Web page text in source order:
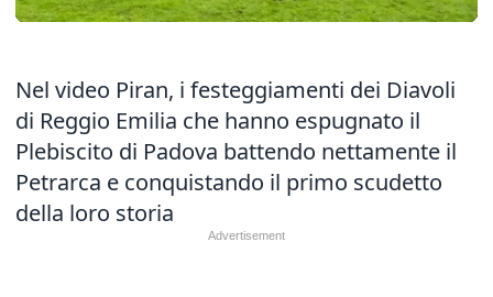
Nel video Piran, i festeggiamenti dei Diavoli
di Reggio Emilia che hanno espugnato il
Plebiscito di Padova battendo nettamente il
Petrarca e conquistando il primo scudetto
della loro storia